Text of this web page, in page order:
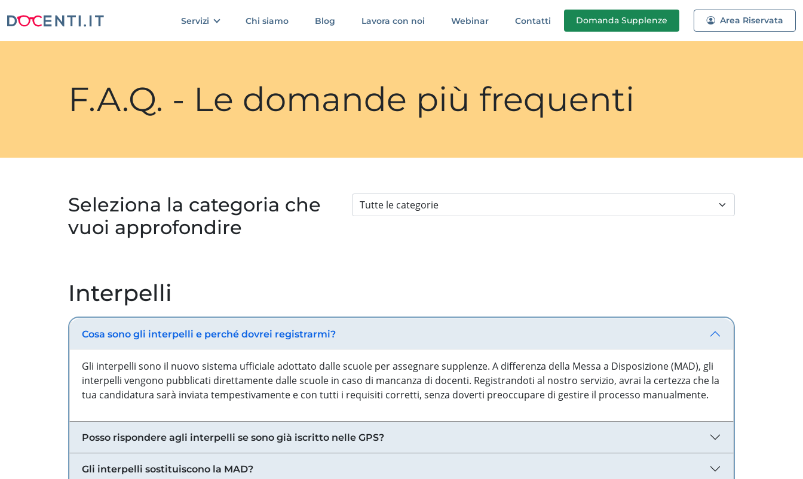
Servizi Chi siamo Blog Lavora con noi Webinar Contatti Domanda Supplenze Area Riservata
F.A.Q. - Le domande più frequenti
Seleziona la categoria che
vuoi approfondire
Interpelli
Cosa sono gli interpelli e perché dovrei registrarmi?
Gli interpelli sono il nuovo sistema ufficiale adottato dalle scuole per assegnare supplenze. A differenza della Messa a Disposizione (MAD), gli
interpelli vengono pubblicati direttamente dalle scuole in caso di mancanza di docenti. Registrandoti al nostro servizio, avrai la certezza che la
tua candidatura sarà inviata tempestivamente e con tutti i requisiti corretti, senza doverti preoccupare di gestire il processo manualmente.
Posso rispondere agli interpelli se sono già iscritto nelle GPS?
Gli interpelli sostituiscono la MAD?